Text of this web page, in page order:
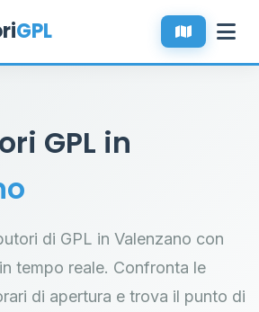
GPL
GPL in
di GPL in Valenzano con
tempo reale. Confronta le
di apertura e trova il punto di